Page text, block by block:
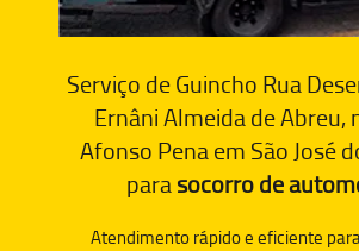
Serviço de Guincho Rua
Ernâni Almeida de Abreu,
Afonso Pena em São José
parasocorro de
Atendimento rápido e eficiente